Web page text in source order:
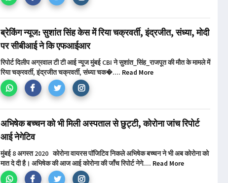
ब्रेकिंग न्यूज: सुशांत सिंह केस में रिया चक्रवर्ती, इंद्रजीत, संध्या, मोदी
पर सीबीआई ने कि एफआईआर
रिपोर्ट दिलीप अग्रवाल टी टी आई न्यूज मुंबई CBI ने सुशांत_सिंह_राजपूत की मौत के मामले में
रिया चक्रवर्ती, इंद्रजीत चक्रवर्ती, संध्या चक�.... Read More
अभिषेक बच्चन को भी मिली अस्पताल से छुट्टी, कोरोना जांच रिपोर्ट
आई नेगेटिव
मुंबई 8 अगस्त 2020 कोरोना वायरस पॉजिटिव निकले अभिषेक बच्चन ने भी अब कोरोना को
मात दे दी है। अभिषेक की आज आई कोरोना की जाँच रिपोर्ट नेगे.... Read More